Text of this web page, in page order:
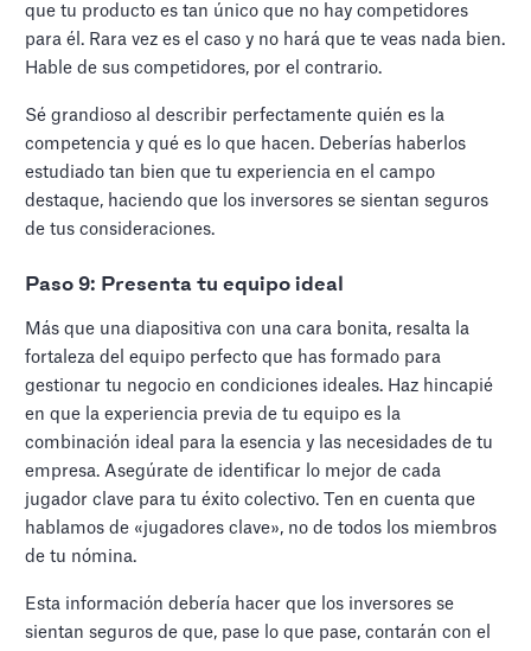
que tu producto es tan único que no hay competidores
para él. Rara vez es el caso y no hará que te veas nada bien.
Hable de sus competidores, por el contrario.
Sé grandioso al describir perfectamente quién es la
competencia y qué es lo que hacen. Deberías haberlos
estudiado tan bien que tu experiencia en el campo
destaque, haciendo que los inversores se sientan seguros
de tus consideraciones.
Paso 9: Presenta tu equipo ideal
Más que una diapositiva con una cara bonita, resalta la
fortaleza del equipo perfecto que has formado para
gestionar tu negocio en condiciones ideales. Haz hincapié
en que la experiencia previa de tu equipo es la
combinación ideal para la esencia y las necesidades de tu
empresa. Asegúrate de identificar lo mejor de cada
jugador clave para tu éxito colectivo. Ten en cuenta que
hablamos de «jugadores clave», no de todos los miembros
de tu nómina.
Esta información debería hacer que los inversores se
sientan seguros de que, pase lo que pase, contarán con el